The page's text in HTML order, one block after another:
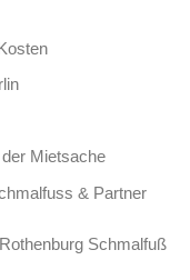
Mietsache
& Partner
Schmalfuß